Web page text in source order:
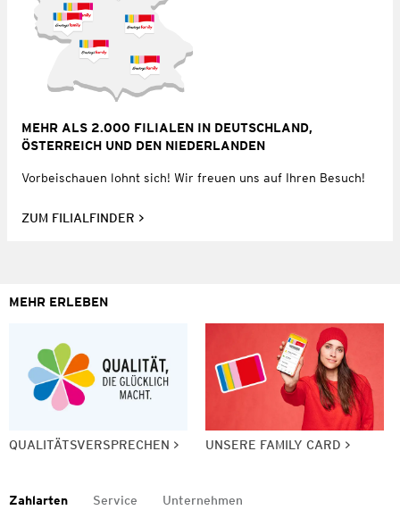
MEHR ALS 2.000 FILIALEN IN DEUTSCHLAND,
ÖSTERREICH UND DEN NIEDERLANDEN
Vorbeischauen lohnt sich! Wir freuen uns auf Ihren Besuch!
ZUM FILIALFINDER
MEHR ERLEBEN
QUALITÄTSVERSPRECHEN UNSERE FAMILY CARD
Zahlarten Service Unternehmen